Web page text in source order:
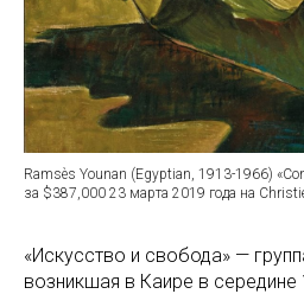
Ramsès Younan (Egyptian, 1913-1966)
за $387,000 23 марта 2019 года на
«Искусство и свобода» —
возникшая в Каире в середине